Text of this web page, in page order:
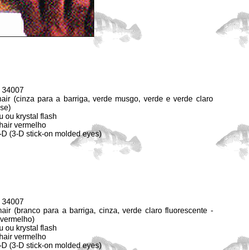
34007
(cinza para a barriga, verde musgo, verde e verde claro
ou krystal flash
vermelho
(3-D stick-on molded eyes)
34007
(branco para a barriga, cinza, verde claro fluorescente -
ou krystal flash
vermelho
(3-D stick-on molded eyes)